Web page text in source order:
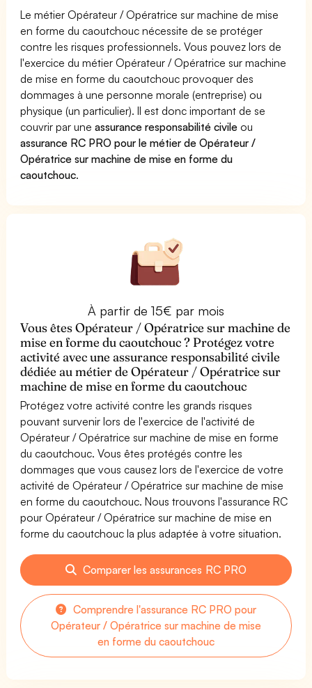
Le métier Opérateur / Opératrice sur machine de mise
en forme du caoutchouc nécessite de se protéger
contre les risques professionnels. Vous pouvez lors de
l'exercice du métier Opérateur / Opératrice sur machine
de mise en forme du caoutchouc provoquer des
dommages à une personne morale (entreprise) ou
physique (un particulier). Il est donc important de se
couvrir par uneassurance responsabilité civile ou
assurance RC PRO pour le métier de Opérateur /
Opératrice sur machine de mise en forme du
caoutchouc.
À partir de 15€ par mois
Vous êtes Opérateur / Opératrice sur machine de
mise en forme du caoutchouc ? Protégez votre
activité avec une assurance responsabilité civile
dédiée au métier de Opérateur / Opératrice sur
machine de mise en forme du caoutchouc
Protégez votre activité contre les grands risques
pouvant survenir lors de l'exercice de l'activité de
Opérateur / Opératrice sur machine de mise en forme
du caoutchouc. Vous êtes protégés contre les
dommages que vous causez lors de l'exercice de votre
activité de Opérateur / Opératrice sur machine de mise
en forme du caoutchouc. Nous trouvons l'assurance RC
pour Opérateur / Opératrice sur machine de mise en
forme du caoutchouc la plus adaptée à votre situation.
Comparer les assurances RC PRO
Comprendre l'assurance RC PRO pour
Opérateur / Opératrice sur machine de mise
en forme du caoutchouc